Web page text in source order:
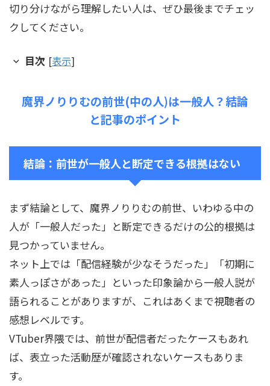
切り分けながら理解したい人は、ぜひ最後までチェッ
クしてください。
目次 [表示]
魔界ノりりむの前世(中の人)は一般人？結論
と記事のポイント
結論：前世が一般人と断定できる根拠はない
まず結論として、魔界ノりりむの前世、いわゆる中の
人が「一般人だった」と断定できるだけの公的根拠は
見つかっていません。
ネット上では「配信経験が少なそうだった」「初期に
素人っぽさがあった」といった印象論から一般人説が
語られることがありますが、これはあくまで視聴者の
感想レベルです。
VTuber界隈では、前世が配信者だったケースもあれ
ば、表立った活動歴が確認されないケースもありま
す。